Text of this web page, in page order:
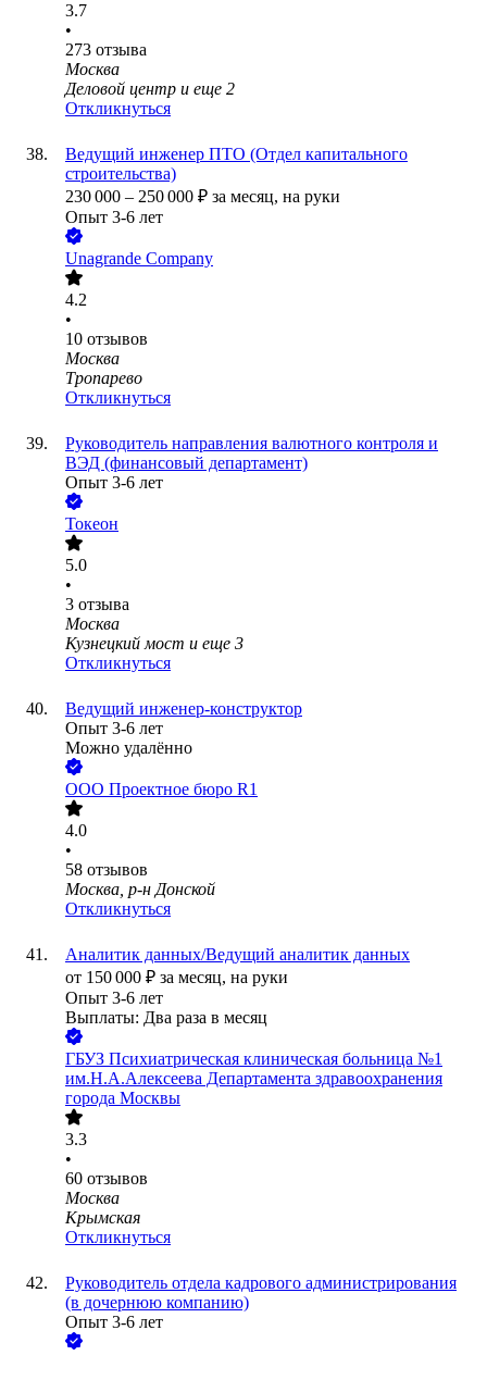
3.7
•
273 отзыва
Москва
Деловой центр и еще 2
Откликнуться
Ведущий инженер ПТО (Отдел капитального
строительства)
230 000 – 250 000 ₽ за месяц, на руки
Опыт 3-6 лет
Unagrande Company
4.2
•
10 отзывов
Москва
Тропарево
Откликнуться
Руководитель направления валютного контроля и
ВЭД (финансовый департамент)
Опыт 3-6 лет
Токеон
5.0
•
3 отзыва
Москва
Кузнецкий мост и еще 3
Откликнуться
Ведущий инженер-конструктор
Опыт 3-6 лет
Можно удалённо
ООО Проектное бюро R1
4.0
•
58 отзывов
Москва, р-н Донской
Откликнуться
Аналитик данных/Ведущий аналитик данных
от 150 000 ₽ за месяц, на руки
Опыт 3-6 лет
Выплаты: Два раза в месяц
ГБУЗ Психиатрическая клиническая больница №1
им.Н.А.Алексеева Департамента здравоохранения
города Москвы
3.3
•
60 отзывов
Москва
Крымская
Откликнуться
Руководитель отдела кадрового администрирования
(в дочернюю компанию)
Опыт 3-6 лет